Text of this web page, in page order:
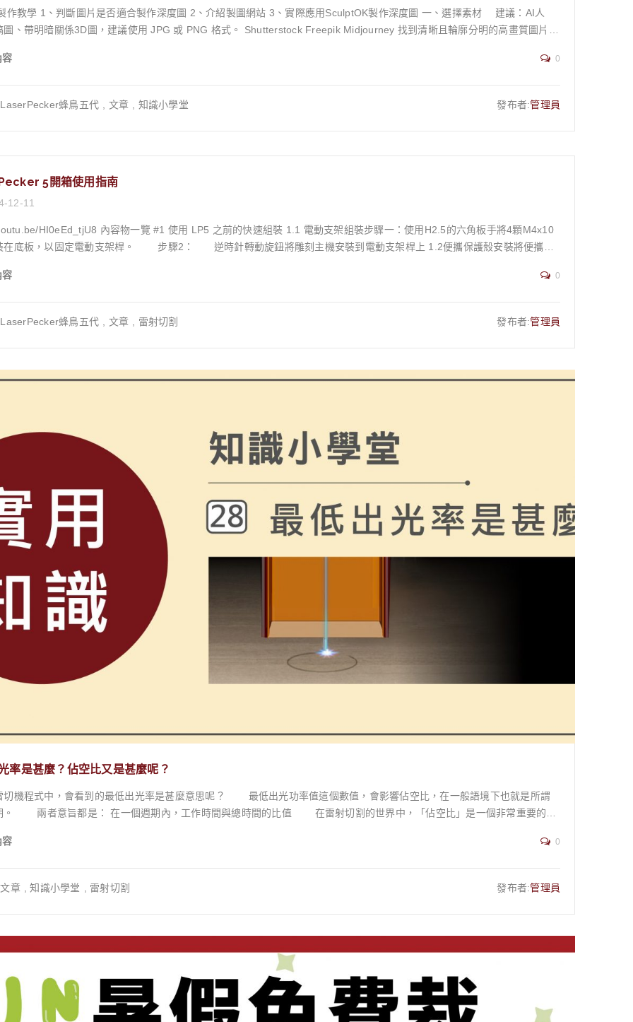
防患於未然：木材的日常保存與防霉策略 與其在發現霉斑後費力補救，不如從一開始就建立起一套
系統。這套系統包含兩個層面：一是控制外在環境的「環境管理」，二是強化木材本身的「物理屏障」。 第一道防線：環
這是最直接也最有效的方法。在潮濕季節，應全天候使用除濕機，並搭配濕度計，將室內相對
扇 8。擺放家具時，切記不要緊貼牆面，應預留至少 5-10 公分的縫隙，讓空氣能夠在家具背面流通，避免形成潮濕死角 10。
」的保護層。它最大的優點是能完美保留木材的天然紋理與溫潤觸感，且便於局部修補。例如，德國 OSMO 歐斯蒙護木油，
撥水、抗污、防潮特性，甚至通過了歐盟兒童玩具安全認證，非常適合用於廚房、浴室等潮濕區域的木材，或是兒童的玩具、
木材表面形成一層堅韌、耐磨的「保護膜」，能更徹底地將木材與外界水氣隔絕。若您希望為木作上色，或是需要對抗更嚴苛
境，水性漆是絕佳的選擇。木百貨販售的 二合一水性木器塗料，兼具底漆與面漆功能，能提供強大的保護力與多樣的色彩選
兒安全 16保護性強、耐磨、完全阻隔水氣 17適用情境室內家具、餐桌、兒童玩具、希望保留木材質感的作品戶外木作、需高
您的木作恢復原貌。 【安全第一！處理前的重要提醒】 在進行任何除霉工作前，請務必佩戴好個人防護裝
等級的口罩（防止吸入黴菌孢子）、橡膠手套（保護雙手不受化學品傷害）以及護目鏡（防止液體噴濺）4。 輕微發霉 (表面
白色或綠色霉斑，可以透過以下 DIY 步驟處理： 步驟一：初步清潔如果條件允
發霉物件移至戶外或通風良好的地方。使用乾布或軟毛刷，輕輕地將表面的霉斑刷除 9。此舉的目的是先移除大部分的菌絲
取稀釋後的漂白水，輕輕擦拭發霉的區域。注意： 請勿過度浸濕木材，以免多餘水分滲入木材深處，反而造成反效果 4。擦拭
鐘，讓漂白水有足夠時間殺死殘留的黴菌。 步驟三：徹底乾燥這是防止黴菌春風吹又生的最關鍵一步。使用乾布將
的水分擦乾，再利用電風扇、除濕機，或是在乾燥的天氣下自然風乾，確保木材裡裡外外都完全乾燥 4。 步驟四：打磨修復
如果消毒乾燥後，表面仍留下輕微的色差或污漬，可以使用 220 號或更細的砂紙，順著木紋方向輕輕打磨，將痕跡去除 7。 步
新上漆保護除霉完成後，木材的「防護衣」已經被破壞。務必要重新為它塗上保護層。您可以參考上文的【表1】，從木百貨
木油或二合一水性漆，為木材建立新的保護，徹底杜絕後患 16。 重度發霉 (深入木材、發黑) 的終極解方 如果霉斑已經
、黑色，代表菌絲已深入木材內部，甚至與木材中的單寧酸發生反應，造成了難以去除的色變 7。此時，單純的表面清潔已無
強效的武器。 木百貨為您推薦的終極解決方案，是 VATON 日本大谷塗料 強效去黴漂白劑。這款產品並非
潔劑，而是專業級的化學藥劑，能滲透木材，有效殺死深層的黴菌，並將發黑的霉斑、木材本身的色變加以漂白還原 22。 大
材表面的灰塵、髒污徹底清除。使用遮蔽膠帶等工具，保護好周邊不需施作的區域（特別是
高可稀釋至五倍）。使用藥品專用刷（不
在發黑處。 靜置作用： 塗布後，靜待約 2 至 3 小時，讓藥劑充分滲透作用。 重複施作： 若霉根頑固，可
行塗布作業，直到霉斑消失。 【極度重要】徹底清洗： 待除霉完成且表面乾燥後，必須使用大量清水沖洗，或
直到表面完全沒有任何白色粉末殘留為止。 最終保護： 確認木材完全乾燥後，立即塗上護木油或面漆，封閉木材毛
✅ 絕不與酸性物質混合（可能產生劇毒氯氣）✅ 絕不使用噴槍或噴霧方式施工施作後✅ 已徹底用水洗淨或濕布擦拭，直到無
（未洗淨可能導致日後研磨時高熱自燃）✅ 剩餘產品存放於陰涼處，遠離孩童與寵物 結論：成為戰勝潮濕的木作達人 在
經掌握了對抗潮濕的全方位策略： 理解成因： 記住「黴菌生長四角錐」，從根本上削弱黴菌的生存條件。 接受現
板材「健康 vs. 防禦」的權衡，認知到主動防護的必要性。 主動預防： 建立「環境管理」與「物理屏障」的雙重防
一個銷售木材與工具的平台 5，我們更致力於成為您在木作旅程中最可靠的知識夥伴。有了正確的知識與合適的工具，任何人
全系列的保護塗層：護木油與木蠟油專區 為您的作品增添色彩與強韌保護：二合一水性木器塗
3、實際應用SculptOK製作深度圖 一、選擇素材 建議：AI人
關係3D圖，建議使用 JPG 或 PNG 格式。 Shutterstock Freepik Midjourney 找到清晰且輪廓分明的高畫質圖片
直式圖片原圖＞灰度圖＞模擬3D效果 人像原圖＞灰度圖＞模擬3D效果黑白插畫原圖＞灰度圖＞模擬3D效果彩色
髮較多，色彩同質性高，讓AI判讀時混亂，效果會比較差，可以直接讓AI生成指定動物的
選擇主體突出、邊緣清晰的圖片，效果最佳。 二、使用浮雕深度圖生成網站生成深度圖
選擇想導入的JPG/PNG圖片，這邊使用gemini計算的貓咪圖片 選擇圖
預覽 點擊「3D 預覽」查看生成的深度圖是否符合所需效果。通常，圖 2 的明暗關係較好，您可
滑鼠來變換角度查看（此預覽圖與實際雕刻效果大致吻合）。 提供三種深度圖自由選擇 具備 3D 預覽功能，可調整深度
由選擇具備 3D 預覽功能，可調整深度 如果三張圖片都沒有您想要的效果，則需要調整原始素材圖片，然後重新生
並登入帳號即可免費領取積分，再花費積分點擊「確認」下載。 三、實際加工 雕刻參數參考黃銅硬幣木頭石板光源：
OK製作深度圖雕刻成果展示 木頭雕刻範例： midjourney⽣成Sculpt OK製作深度圖雕刻成果展示 金屬雕刻範
圖雕刻成果展示※此材料較脆，易有粉塵，雕刻較容易失敗，需要多測試練習 四、雕刻後續材料處理 1. 銅幣雕刻完之後需
：在這篇文章，您將學會如何
本篇文章詳細介紹了一套完整的 3D 浮雕雕刻流程，主要利用 SculptOK 網站將圖片素材轉換為深度
5 蜂鳥五代 高速雙光源雷雕機 進行實際雕刻。 以下是文章重點節錄： 素材選擇與準備： 了解如何從
、Freepik 和 Midjourney 等平台挑選適合的圖片，並學會辨識哪些圖片能產生最佳的浮雕效果，以及如何避免NG素材。
了如何利用 Chat GPT 將圖片轉換為線稿，以優化浮雕的細節。 深度圖生成技巧： 掌握 SculptOK 網站的操作方式，包
片、選擇圖片類型、預覽 3D 效果，以及最終匯出深度圖檔案。 LP5 雕刻機應用： 了解 LP5 雕刻機在銅幣雕刻、木雕上
參數。 成果範例與後續處理： 透過多個實際雕刻範例，看到不同素材（如狗狗木板、貓貓木雕、魚眼銅
女神銅幣）的浮雕效果。同時，也學習到雕刻完成後，銅幣、木雕和石雕各自的後續處理（如拋光、浸泡、打磨、清洗）方
體驗雕刻的樂趣，將您的創意化為真實的作品吧！
容 0
LaserPecker蜂鳥五代 文章 知識小學堂 發布者:管理員
5開箱使用指南
12-11
覽 #1 使用 LP5 之前的快速組裝 1.1 電動支架組裝步驟一：使用H2.5的六角板手將4顆M4x10
支架桿。 步驟2： 逆時針轉動旋鈕將雕刻主機安裝到電動支架桿上 1.2便攜保護殼安裝將便攜保
，如果未安裝安全鎖，機器將無法運作。應用程式/軟體中會彈出錯誤提示。 1.5 安裝排煙管 保護殼內建風扇，與排煙管
Design Space App，點選右上角“+”，選擇機器型號“LP5” 將手機連接至
，然後依照指示為 LP5 機器設定 Wi-Fi 網路。 ※機器和手機必須連接到同一個2.4GHz Wi-Fi網路※ 若連接成功，主機指示
驟適用於第一次設定WIFI或變更WIFI 3.2透過USB連接電腦軟
過Wi-Fi連接PC軟體 電腦第一次設定 Wi-Fi 網路時，必須使用 USB 連接線將主機連接至電腦。此
上的 Wi-Fi 設定。 連線後，進入軟體右上角的機器設定頁面。 選擇「Wi-Fi 設定」並依照指示為 LP5 機器設
請確保斷開USB線的連線。※ 點擊右上角“連接設備”，然
機與電腦需要在同一個2.4GHz的WIFI裡 如果已經有設定過WIFI，請直接點選“連接設備”>WIFI 3.4
指示燈變為紫色閃爍 打開手機WIFI，連接到LP5開頭的網路 開啟手機APP，點擊連接
擇蜂鳥五代即可
容 0
LaserPecker蜂鳥五代 文章 雷射切割 發布者:管理員
率是甚麼？佔空比又是甚麼呢？
會看到的最低出光率是甚麼意思呢？ 最低出光功率值這個數值，會影響佔空比，在一般語境下也就是所謂
」是一個非常重要的參
持續不斷地發射，類似於傳統的連續波雷射。 低占空比：表示雷射在一個周期內只發射很短的時間，然後休
熔融、變形，特別是熱敏性材料。邊緣更為平整光滑，熱影響區較小。熱影響區較大，材料變形與熱應力較大較小，材料變形
較小總結材料的種類和厚度: 不同的材料對熱的敏感性不同，厚度也會影響切割所需的能量。切割速度的要求: 如果需要高速切
選擇較高的占空比；如果需要精細的切割，可以選擇較低的占空比。切割邊緣的品質要求: 如果對切割邊緣的平整度和光滑度
空比。 雷射雕刻高佔空比低佔空比深度有更強的能量，雕刻的比較深，但容易有熱影響區，導致材料變
深度較淺，但影響區較小，能夠保留材料原色粗細加工線段較粗，邊緣可能不平整加工線段教系，邊緣會更為精緻粗糙度表面
容 0
文章 ,知識小學堂 雷射切割 發布者:管理員